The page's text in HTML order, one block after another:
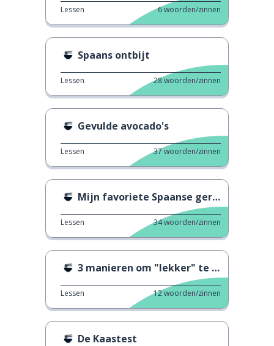
Lessen 6woorden/zinnen
Spaans ontbijt
Lessen 28woorden/zinnen
Gevulde avocado's
Lessen 37woorden/zinnen
Mijn favoriete Spaanse gerecht
Lessen 34woorden/zinnen
3 manieren om "lekker" te zeggen 1
Lessen 12woorden/zinnen
De Kaastest